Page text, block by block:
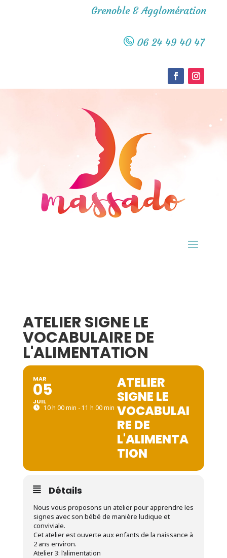
Grenoble & Agglomération
06 24 49 40 47
ATELIER SIGNE LE
VOCABULAIRE DE
L'ALIMENTATION
MAR
05
JUIL
10 h 00 min - 11 h 00 min
ATELIER
SIGNE LE
VOCABULAI
RE DE
L'ALIMENTA
TION
Détails
Nous vous proposons un atelier pour apprendre les
signes avec son bébé de manière ludique et
conviviale.
Cet atelier est ouverte aux enfants de la naissance à
2 ans environ.
Atelier 3: l’alimentation